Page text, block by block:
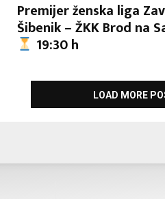
Premijer ženska liga
Šibenik – ŽKK Brod na
19:30 h
LOAD MORE